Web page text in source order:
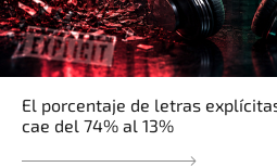
El porcentaje de letras
cae del 74% al 13%